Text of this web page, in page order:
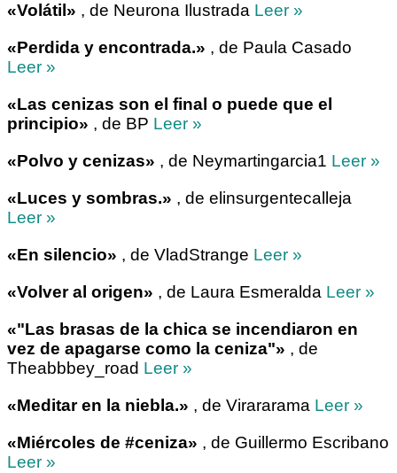
«Volátil» , de Neurona Ilustrada Leer »
«Perdida y encontrada.» , de Paula Casado
Leer »
«Las cenizas son el final o puede que el
principio» , de BP Leer »
«Polvo y cenizas» , de Neymartingarcia1 Leer »
«Luces y sombras.» , de elinsurgentecalleja
Leer »
«En silencio» , de VladStrange Leer »
«Volver al origen» , de Laura Esmeralda Leer »
«"Las brasas de la chica se incendiaron en
vez de apagarse como la ceniza"» , de
Theabbbey_road Leer »
«Meditar en la niebla.» , de Virararama Leer »
«Miércoles de #ceniza» , de Guillermo Escribano
Leer »